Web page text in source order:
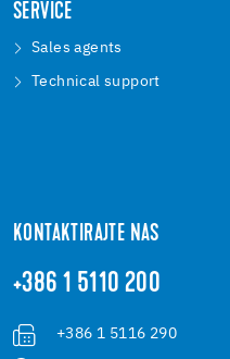
SERVICE
Sales agents
Technical support
KONTAKTIRAJTE NAS
+386 1 5110 200
+386 1 5116 290